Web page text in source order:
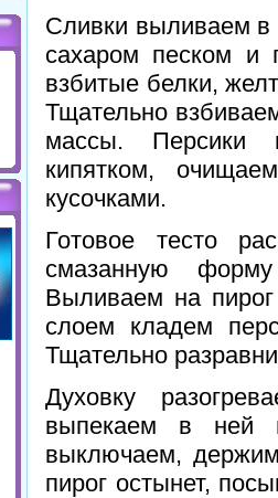
Сливки выливаем в
сахаром песком и
взбитые белки,
Тщательно
массы. Персики
кипятком,
кусочками.
Готовое тесто
смазанную
Выливаем на
слоем кладем
Тщательно
Духовку
выпекаем в ней
выключаем,
пирог остынет,